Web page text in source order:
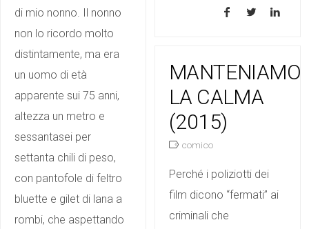
di mio nonno. Il nonno
non lo ricordo molto
distintamente, ma era
un uomo di età
apparente sui 75 anni,
altezza un metro e
sessantasei per
settanta chili di peso,
con pantofole di feltro
bluette e gilet di lana a
rombi, che aspettando
MANTENIAMO
LA CALMA
(2015)
comico
Perché i poliziotti dei
film dicono “fermati” ai
criminali che